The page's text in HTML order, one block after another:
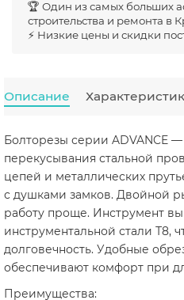
🏆 Один из самых больших
строительства и ремонта в
⚡ Низкие цены и скидки
Описание
Болторезы серии ADVANCE
перекусывания стальной
цепей и металлических
с душками замков. Двойной
работу проще. Инструмент
инструментальной стали Т8,
долговечность. Удобные
обеспечивают комфорт при
Преимущества: